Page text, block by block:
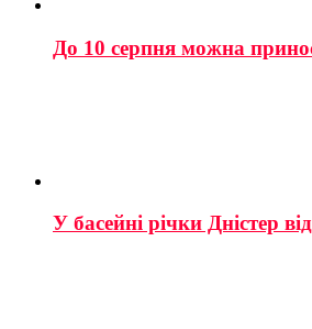
До 10 серпня можна
У басейні річки Дністер